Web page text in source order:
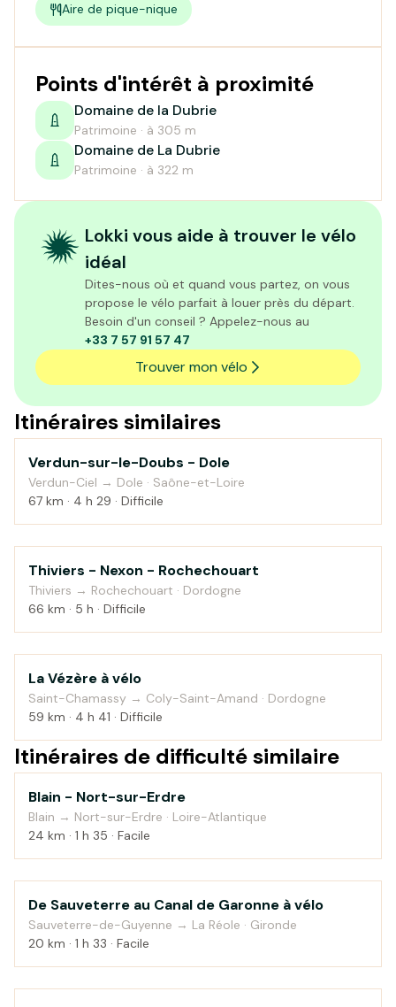
Aire de pique-nique
Points d'intérêt à proximité
Domaine de la Dubrie
Patrimoine · à 305 m
Domaine de La Dubrie
Patrimoine · à 322 m
Lokki vous aide à trouver le vélo
idéal
Dites-nous où et quand vous partez, on vous
propose le vélo parfait à louer près du départ.
Besoin d'un conseil ? Appelez-nous au
+33 7 57 91 57 47
Trouver mon vélo
Itinéraires similaires
Au fil de l'eau
Verdun-sur-le-Doubs - Dole
Verdun-Ciel → Dole · Saône-et-Loire
67 km · 4 h 29 · Difficile
Campagne
Thiviers - Nexon - Rochechouart
Thiviers → Rochechouart · Dordogne
66 km · 5 h · Difficile
Campagne
La Vézère à vélo
Saint-Chamassy → Coly-Saint-Amand · Dordogne
59 km · 4 h 41 · Difficile
Itinéraires de difficulté similaire
Au fil de l'eau
Blain - Nort-sur-Erdre
Blain → Nort-sur-Erdre · Loire-Atlantique
24 km · 1 h 35 · Facile
Au fil de l'eau
De Sauveterre au Canal de Garonne à vélo
Sauveterre-de-Guyenne → La Réole · Gironde
20 km · 1 h 33 · Facile